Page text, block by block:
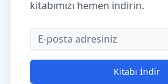
kitabımızı hemen indirin.
E-posta
Kitabı İndir